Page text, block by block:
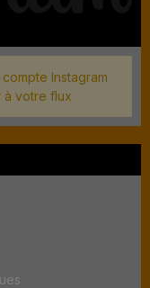
Instagram
à votre flux